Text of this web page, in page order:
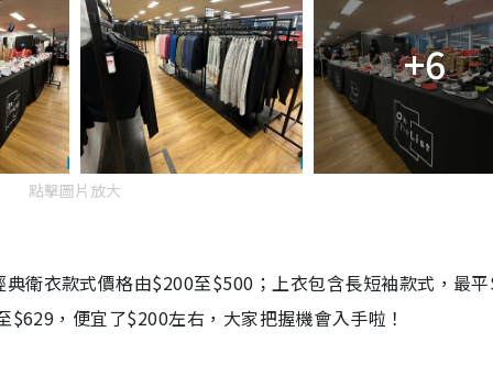
+6
點擊圖片放大
衛衣款式價格由$200至$500；上衣包含長短袖款式，最
，便宜了$200左右，大家把握機會入手啦！